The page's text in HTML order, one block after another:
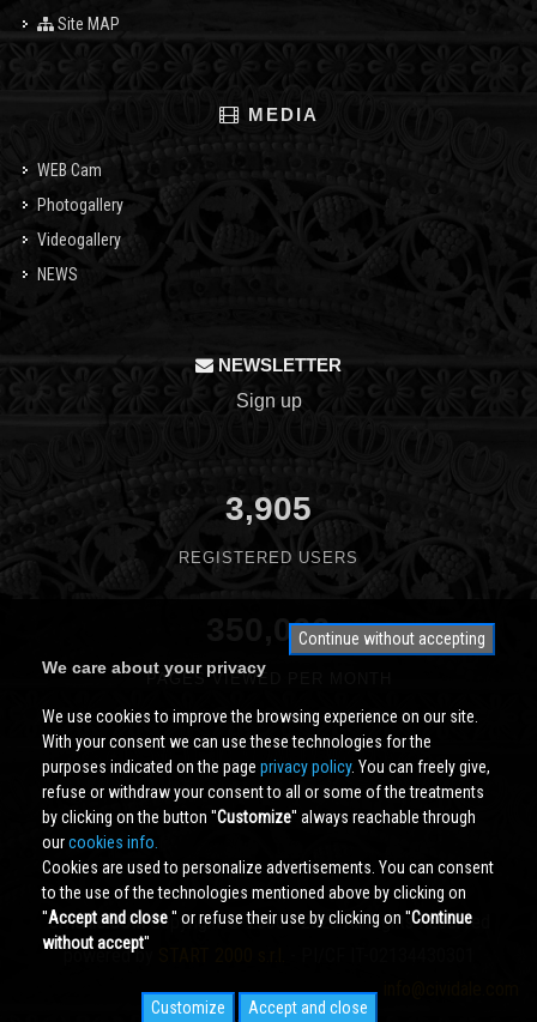
Site MAP
MEDIA
WEB Cam
Photogallery
Videogallery
NEWS
NEWSLETTER
Sign up
3,905
REGISTERED USERS
350,000
PAGES VIEWED PER MONTH
Cividale.COMCopyright © 2000 - 2026 All Rights Reserved
powered by
Continue without accepting
We care about your privacy
We use cookies to improve the browsing experience on our site.
With your consent we can use these technologies for the
purposes indicated on the page privacy policy. You can freely give,
refuse or withdraw your consent to all or some of the treatments
by clicking on the button ''Customize'' always reachable through
ourcookies info.
Cookies are used to personalize advertisements. You can consent
to the use of the technologies mentioned above by clicking on
''Accept and close'' or refuse their use by clicking on ''Continue
without accept''
Customize Accept and close